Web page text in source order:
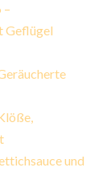
–
Geflügel
und